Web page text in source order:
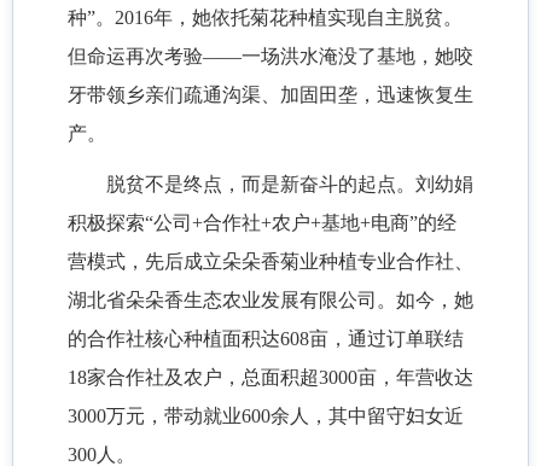
种”。2016年，她依托菊花种植实现自主脱贫。
但命运再次考验——一场洪水淹没了基地，她咬
牙带领乡亲们疏通沟渠、加固田垄，迅速恢复生
产。
脱贫不是终点，而是新奋斗的起点。刘幼娟
积极探索“公司+合作社+农户+基地+电商”的经
营模式，先后成立朵朵香菊业种植专业合作社、
湖北省朵朵香生态农业发展有限公司。如今，她
的合作社核心种植面积达608亩，通过订单联结
18家合作社及农户，总面积超3000亩，年营收达
3000万元，带动就业600余人，其中留守妇女近
300人。